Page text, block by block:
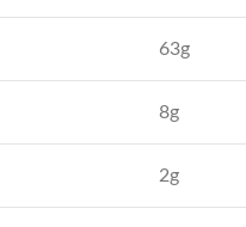
63g
8g
2g